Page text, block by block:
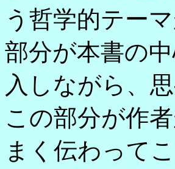
う哲学的テー
部分が本書の
入しながら、
この部分が作
まく伝わって